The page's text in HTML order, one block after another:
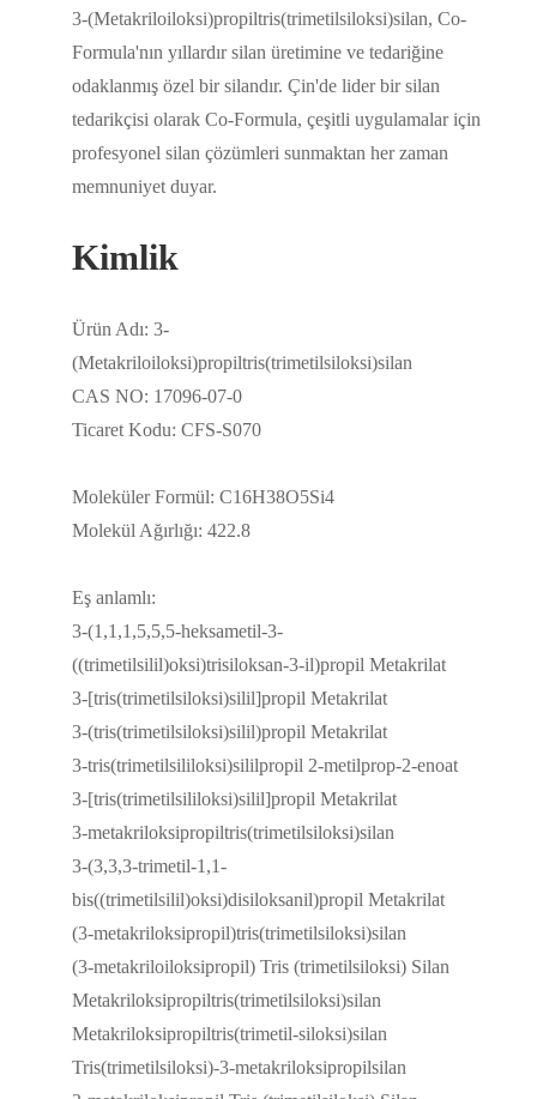
3-(Metakriloiloksi)propiltris(trimetilsiloksi)silan, Co-
Formula'nın yıllardır silan üretimine ve tedariğine
odaklanmış özel bir silandır. Çin'de lider bir silan
tedarikçisi olarak Co-Formula, çeşitli uygulamalar için
profesyonel silan çözümleri sunmaktan her zaman
memnuniyet duyar.
Kimlik
Ürün Adı: 3-
(Metakriloiloksi)propiltris(trimetilsiloksi)silan
CAS NO: 17096-07-0
Ticaret Kodu: CFS-S070
Moleküler Formül: C16H38O5Si4
Molekül Ağırlığı: 422.8
Eş anlamlı:
3-(1,1,1,5,5,5-heksametil-3-
((trimetilsilil)oksi)trisiloksan-3-il)propil Metakrilat
3-[tris(trimetilsiloksi)silil]propil Metakrilat
3-(tris(trimetilsiloksi)silil)propil Metakrilat
3-tris(trimetilsililoksi)sililpropil 2-metilprop-2-enoat
3-[tris(trimetilsililoksi)silil]propil Metakrilat
3-metakriloksipropiltris(trimetilsiloksi)silan
3-(3,3,3-trimetil-1,1-
bis((trimetilsilil)oksi)disiloksanil)propil Metakrilat
(3-metakriloksipropil)tris(trimetilsiloksi)silan
(3-metakriloiloksipropil) Tris (trimetilsiloksi) Silan
Metakriloksipropiltris(trimetilsiloksi)silan
Metakriloksipropiltris(trimetil-siloksi)silan
Tris(trimetilsiloksi)-3-metakriloksipropilsilan